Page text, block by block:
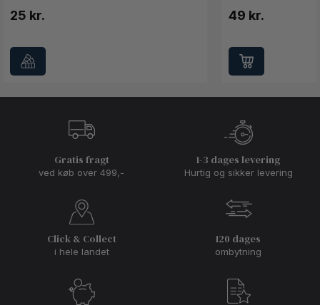
25 kr. 49 kr.
Gratis fragt
ved køb over 499,-
1-3 dages levering
Hurtig og sikker levering
Click & Collect
i hele landet
120 dages
ombytning